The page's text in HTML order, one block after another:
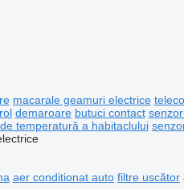
macarale geamuri electrice
demaroare butuci contact
temperatură a habitaclului
aer conditionat auto filtre uscător